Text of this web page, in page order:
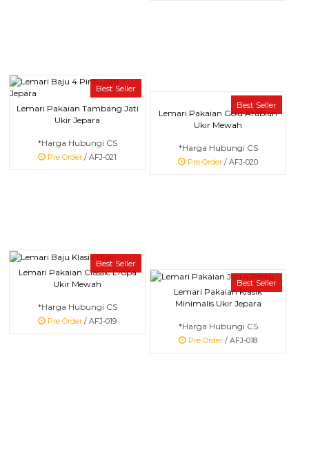
Best Seller
Lemari Pakaian Tambang Jati
Ukir Jepara
*Harga Hubungi CS
Pre Order / AFJ-021
Best Seller
Lemari Pakaian Gold Arabian
Ukir Mewah
*Harga Hubungi CS
Pre Order / AFJ-020
Best Seller
Lemari Pakaian Classic Eropa
Ukir Mewah
*Harga Hubungi CS
Pre Order / AFJ-019
Best Seller
Lemari Pakaian Klasik
Minimalis Ukir Jepara
*Harga Hubungi CS
Pre Order / AFJ-018